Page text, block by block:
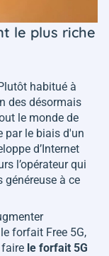
le plus riche
habitué à
des désormais
le monde de
par le biais d'un
d’Internet
l’opérateur qui
généreuse à ce
forfait Free 5G,
faire le forfait 5G